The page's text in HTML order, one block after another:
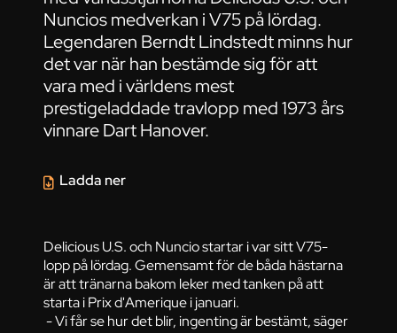
Nuncios medverkan i V75 på lördag.
Legendaren Berndt Lindstedt minns hur
det var när han bestämde sig för att
vara med i världens mest
prestigeladdade travlopp med 1973 års
vinnare Dart Hanover.
Delicious U.S. och Nuncio startar i var sitt V75-
lopp på lördag. Gemensamt för de båda hästarna
är att tränarna bakom leker med tanken på att
starta i Prix d'Amerique i januari.
- Vi får se hur det blir, ingenting är bestämt, säger
Ladda ner